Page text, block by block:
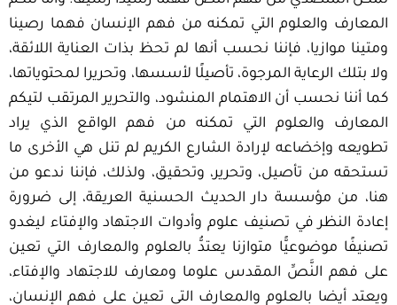
المعارف والعلوم التي تمكنه من فهم الإنسان فهما رصينا
ومتينا موازيا، فإننا نحسب أنها لم تحظ بذات العناية اللائقة،
ولا بتلك الرعاية المرجوة، تأصيلًا لأسسها، وتحريرا لمحتوياتها،
كما أننا نحسب أن الاهتمام المنشود، والتحرير المرتقب لتيكم
المعارف والعلوم التي تمكنه من فهم الواقع الذي يراد
تطويعه وإخضاعه لإرادة الشارع الكريم لم تنل هي الأخرى ما
تستحقه من تأصيل، وتحرير، وتحقيق، ولذلك، فإننا ندعو من
هنا، من مؤسسة دار الحديث الحسنية العريقة، إلى ضرورة
إعادة النظر في تصنيف علوم وأدوات الاجتهاد والإفتاء ليغدو
تصنيفًا موضوعيًّا متوازنا يعتدُّ بالعلوم والمعارف التي تعين
على فهم النَّصِّ المقدس علوما ومعارف للاجتهاد والإفتاء،
ويعتد أيضا بالعلوم والمعارف التي تعين على فهم الإنسان،